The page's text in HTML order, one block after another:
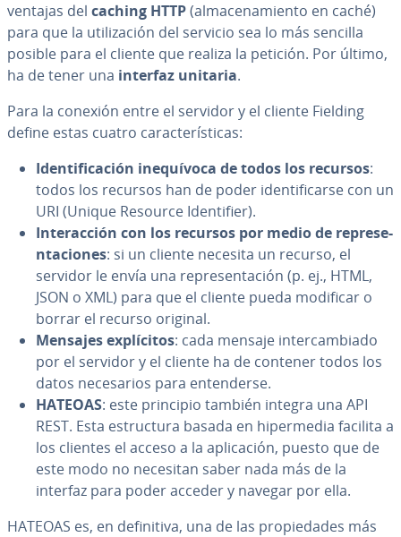
ventajas del caching HTTP(al­ma­ce­na­mie­n­to en caché)
para que la uti­li­za­ción del servicio sea lo más sencilla
posible para el cliente que realiza la petición. Por último,
ha de tener una interfaz unitaria.
Para la conexión entre el servidor y el cliente Fielding
define estas cuatro ca­ra­c­te­rí­s­ti­cas:
Ide­n­ti­fi­ca­ción ine­quí­vo­ca de todos los recursos:
todos los recursos han de poder ide­n­ti­fi­car­se con un
URI (Unique Resource Ide­n­ti­fier).
In­ter­ac­ción con los recursos por medio de re­pre­se­
n­ta­cio­nes: si un cliente necesita un recurso, el
servidor le envía una re­pre­se­n­ta­ción (p. ej., HTML,
JSON o XML) para que el cliente pueda modificar o
borrar el recurso original.
Mensajes ex­plí­ci­tos: cada mensaje in­te­r­ca­m­bia­do
por el servidor y el cliente ha de contener todos los
datos ne­ce­sa­rios para en­te­n­de­r­se.
HATEOAS: este principio también integra una API
REST. Esta es­tru­c­tu­ra basada en hi­pe­r­me­dia facilita a
los clientes el acceso a la apli­ca­ción, puesto que de
este modo no necesitan saber nada más de la
interfaz para poder acceder y navegar por ella.
HATEOAS es, en de­fi­ni­ti­va, una de las pro­pie­da­des más